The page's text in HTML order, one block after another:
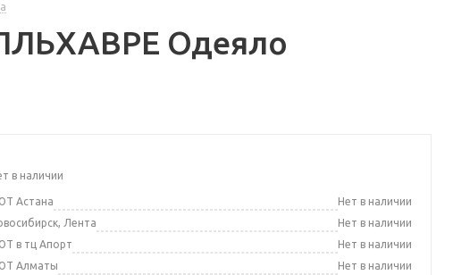
Одеяло
в наличии
Астана
Нет в наличии
Лента
Нет в наличии
в тц Апорт
Нет в наличии
Алматы
Нет в наличии